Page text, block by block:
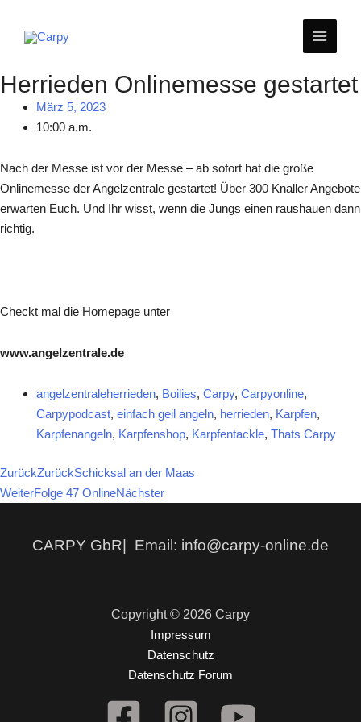
Inhalt
MAIN
Herrieden Onlinemesse gestartet
März 5, 2023
10:00 a.m.
Nach der Messe ist vor der Messe – ab sofort hat die große
Onlinemesse der Angelzentrale gestartet! Über 300 Knaller Angebote
erwarten Euch. Und Ihr wisst, wenn die Jungs einen raushauen dann
richtig.
Checkt mal die Homepage unter
www.angelzentrale.de
angelzentraleherrieden, Boilies, Carpy, Carpyonline,
Carpypodcast, einfach geil angeln, herrieden, Karpfen,
Karpfenangeln, Karpfenshop, Karpfentackle, Thats Carpy
ZurückZurückSchicksal an der Maas
WeiterFolge 47 OnlineNächster
CARPY GbR| Email: info@carpy-online.de
Copyright © 2026 Carpy
Impressum
Datenschutz
Datenschutz Forum